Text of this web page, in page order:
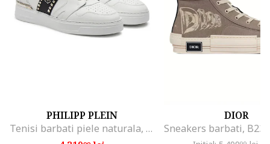
PHILIPP PLEIN
Tenisi barbati piele naturala, alb/negru
DIOR